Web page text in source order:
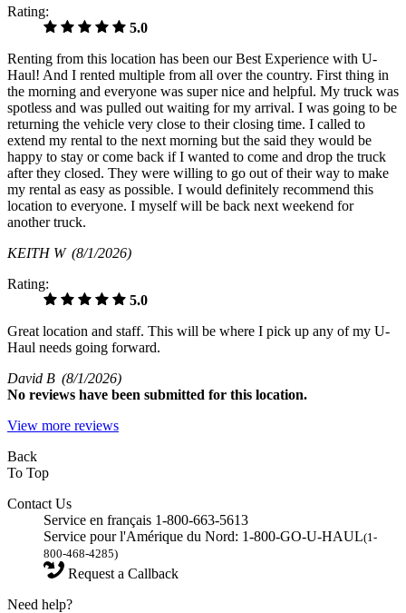
Rating:
5.0
Renting from this location has been our Best Experience with U-
Haul! And I rented multiple from all over the country. First thing in
the morning and everyone was super nice and helpful. My truck was
spotless and was pulled out waiting for my arrival. I was going to be
returning the vehicle very close to their closing time. I called to
extend my rental to the next morning but the said they would be
happy to stay or come back if I wanted to come and drop the truck
after they closed. They were willing to go out of their way to make
my rental as easy as possible. I would definitely recommend this
location to everyone. I myself will be back next weekend for
another truck.
KEITH W (8/1/2026)
Rating:
5.0
Great location and staff. This will be where I pick up any of my U-
Haul needs going forward.
David B (8/1/2026)
No reviews have been submitted for this location.
View more reviews
Back
To Top
Contact Us
Service en français 1-800-663-5613
Service pour l'Amérique du Nord: 1-800-GO-U-HAUL(1-
800-468-4285)
Request a Callback
Need help?